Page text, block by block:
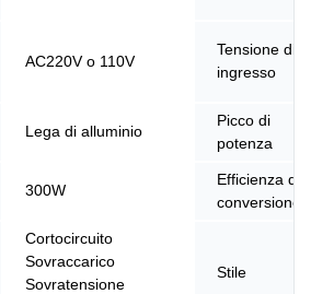
AC220V o 110V
Tensione di
ingresso
Lega di alluminio
Picco di
potenza
300W
Efficienza di
conversione
Cortocircuito
Sovraccarico
Sovratensione
Stile